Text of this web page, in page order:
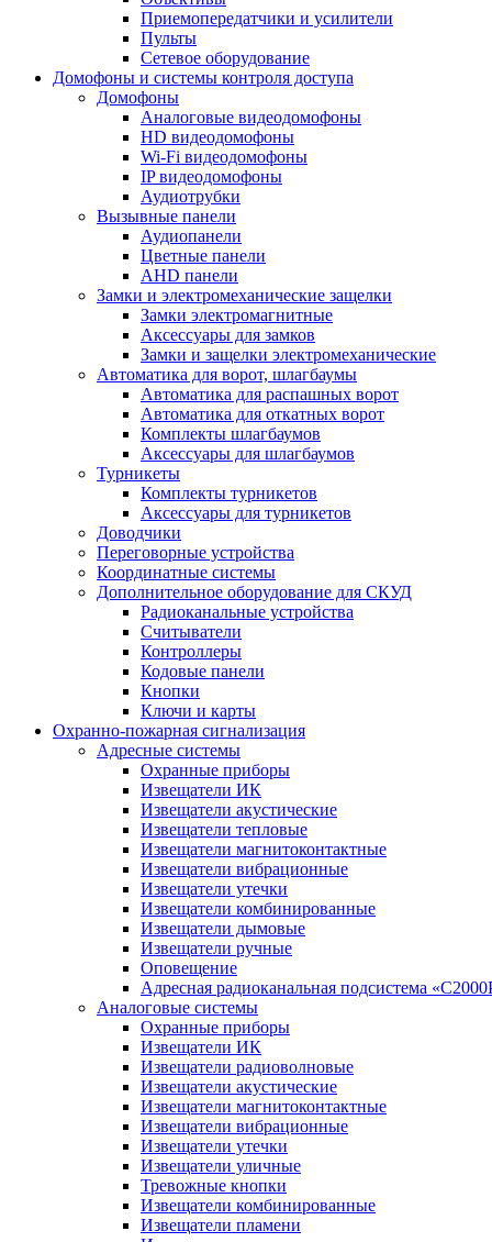
Приемопередатчики и усилители
Пульты
Сетевое оборудование
Домофоны и системы контроля доступа
Домофоны
Аналоговые видеодомофоны
HD видеодомофоны
Wi-Fi видеодомофоны
IP видеодомофоны
Аудиотрубки
Вызывные панели
Аудиопанели
Цветные панели
AHD панели
Замки и электромеханические защелки
Замки электромагнитные
Аксессуары для замков
Замки и защелки электромеханические
Автоматика для ворот, шлагбаумы
Автоматика для распашных ворот
Автоматика для откатных ворот
Комплекты шлагбаумов
Аксессуары для шлагбаумов
Турникеты
Комплекты турникетов
Аксессуары для турникетов
Доводчики
Переговорные устройства
Координатные системы
Дополнительное оборудование для СКУД
Радиоканальные устройства
Считыватели
Контроллеры
Кодовые панели
Кнопки
Ключи и карты
Охранно-пожарная сигнализация
Адресные системы
Охранные приборы
Извещатели ИК
Извещатели акустические
Извещатели тепловые
Извещатели магнитоконтактные
Извещатели вибрационные
Извещатели утечки
Извещатели комбинированные
Извещатели дымовые
Извещатели ручные
Оповещение
Адресная радиоканальная подсистема
Аналоговые системы
Охранные приборы
Извещатели ИК
Извещатели радиоволновые
Извещатели акустические
Извещатели магнитоконтактные
Извещатели вибрационные
Извещатели утечки
Извещатели уличные
Тревожные кнопки
Извещатели комбинированные
Извещатели пламени